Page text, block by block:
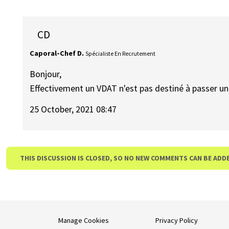
CD
Caporal-Chef D. Spécialiste En Recrutement
Bonjour,
Effectivement un VDAT n'est pas destiné à passer
25 October, 2021 08:47
THIS DISCUSSION IS CLOSED, SO NO NEW COMMENTS CAN BE
Manage Cookies Privacy Policy